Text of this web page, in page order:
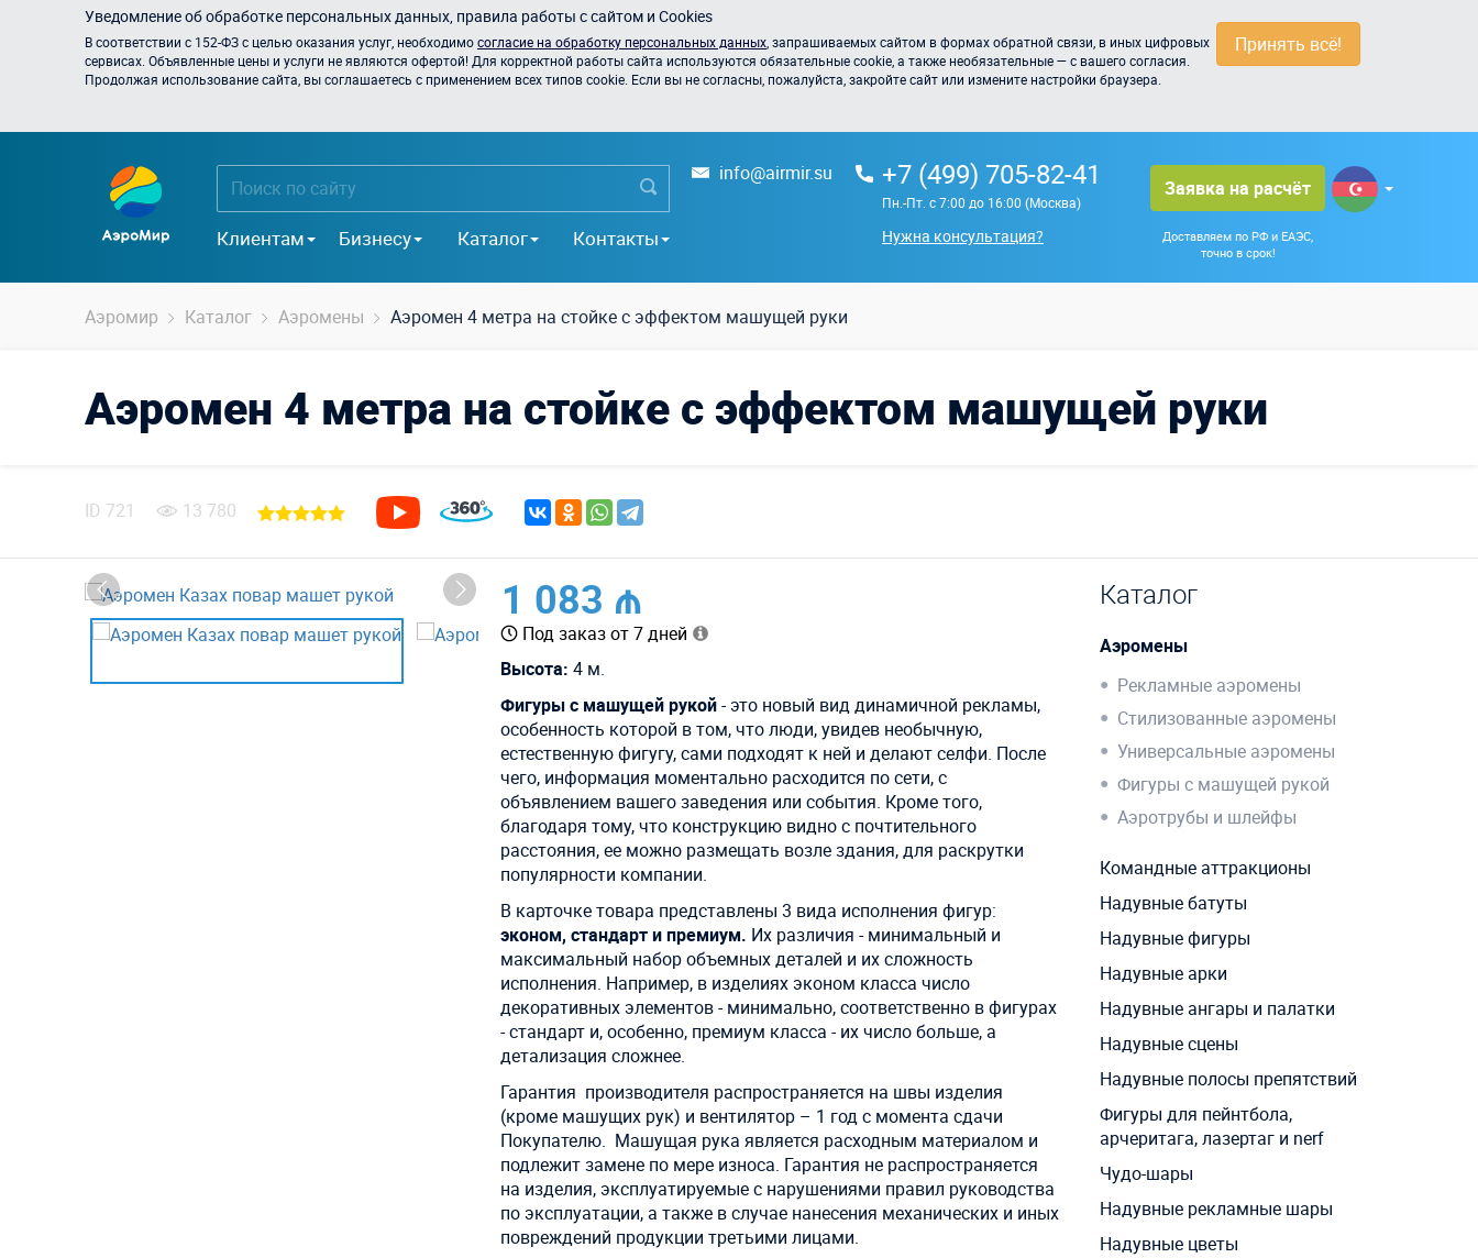
Принять всё!
Уведомление об обработке персональных данных, правила работы с сайтом и Cookies
В соответствии с 152-ФЗ с целью оказания услуг, необходимосогласие на обработку персональных данных , запрашиваемых сайтом в формах обратной связи, в иных цифровых
сервисах. Объявленные цены и услуги не являются офертой! Для корректной работы сайта используются обязательные cookie, а также необязательные — с вашего согласия.
Продолжая использование сайта, вы соглашаетесь с применением всех типов cookie. Если вы не согласны, пожалуйста, закройте сайт или измените настройки браузера.
Клиентам Бизнесу Каталог Контакты
info@airmir.su +7 (499) 705-82-41
Пн.-Пт. с 7:00 до 16:00 (Москва)
Нужна консультация?
Заявка на расчёт
Доставляем по РФ и ЕАЭС,
точно в срок!
Аэромир Каталог Аэромены Аэромен 4 метра на стойке с эффектом машущей руки
Аэромен 4 метра на стойке с эффектом машущей руки
ID 721 13 780
1 083 ₼
Под заказ от 7 дней
Высота: 4 м.
Фигуры с машущей рукой- это новый вид динамичной рекламы,
особенность которой в том, что люди, увидев необычную,
естественную фигугу, сами подходят к ней и делают селфи. После
чего, информация моментально расходится по сети, с
объявлением вашего заведения или события. Кроме того,
благодаря тому, что конструкцию видно с почтительного
расстояния, ее можно размещать возле здания, для раскрутки
популярности компании.
В карточке товара представлены 3 вида исполнения фигур:
эконом, стандарт и премиум. Их различия - минимальный и
максимальный набор объемных деталей и их сложность
исполнения. Например, в изделиях эконом класса число
декоративных элементов - минимально, соответственно в фигурах
- стандарт и, особенно, премиум класса - их число больше, а
детализация сложнее.
Гарантия производителя распространяется на швы изделия
(кроме машущих рук) и вентилятор – 1 год с момента сдачи
Покупателю. Машущая рука является расходным материалом и
подлежит замене по мере износа. Гарантия не распространяется
на изделия, эксплуатируемые с нарушениями правил руководства
по эксплуатации, а также в случае нанесения механических и иных
повреждений продукции третьими лицами.
Каталог
Аэромены
Рекламные аэромены
Стилизованные аэромены
Универсальные аэромены
Фигуры с машущей рукой
Аэротрубы и шлейфы
Командные аттракционы
Надувные батуты
Надувные фигуры
Надувные арки
Надувные ангары и палатки
Надувные сцены
Надувные полосы препятствий
Фигуры для пейнтбола,
арчеритага, лазертаг и nerf
Чудо-шары
Надувные рекламные шары
Надувные цветы